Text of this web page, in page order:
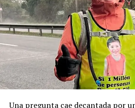
Pese a la gravedad a la
registraron declaraciones
sanciones políticas posteriores.
Recordemos que el 21 de
la Toma de Posesión del Estrecho
el capitán Juan Guillermos y 23
Goleta de Guerra Ancud de la
de estas tierras patagónicas
nacional declarando este
Una pregunta cae decantada por